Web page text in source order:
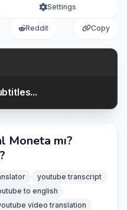
Settings
Reddit Copy
Moneta mı?
youtube transcript
to english
video translation